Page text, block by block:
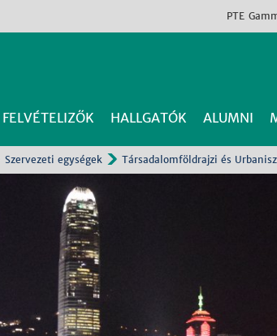
PTE
FELVÉTELIZŐK HALLGATÓK ALUMNI
Szervezeti egységek Társadalomföldrajzi és